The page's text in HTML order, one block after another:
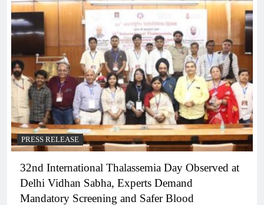
PRESS RELEASE
32nd International Thalassemia Day Observed at
Delhi Vidhan Sabha, Experts Demand
Mandatory Screening and Safer Blood